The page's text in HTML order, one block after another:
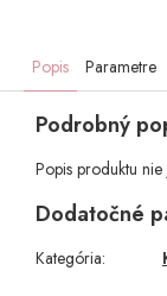
Popis Parametre
Podrobný
Popis produktu
Dodatočné
Kategória: